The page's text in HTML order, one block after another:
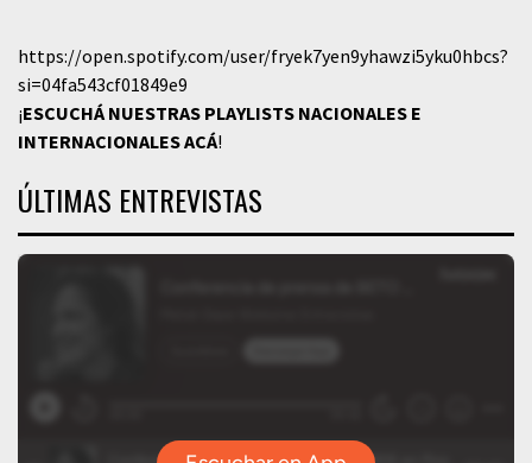
https://open.spotify.com/user/fryek7yen9yhawzi5yku0hbcs?
si=04fa543cf01849e9
¡ESCUCHÁ NUESTRAS PLAYLISTS NACIONALES E
INTERNACIONALESACÁ!
ÚLTIMAS ENTREVISTAS